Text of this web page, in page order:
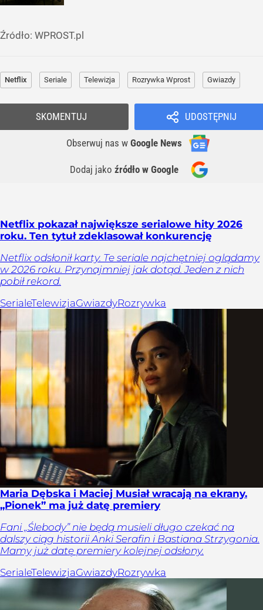
Źródło: WPROST.pl
Netflix Seriale Telewizja Rozrywka Wprost Gwiazdy
UDOSTĘPNIJ
Obserwuj nas w Google News
Dodaj jako źródło w Google
SKOMENTUJ
Netflix pokazał największe serialowe hity 2026
roku. Ten tytuł zdeklasował konkurencję
Netflix odsłonił karty. Te seriale najchętniej oglądamy
w 2026 roku. Przynajmniej jak dotąd. Jeden z nich
pobił rekord.
SerialeTelewizjaGwiazdyRozrywka
Maria Dębska i Maciej Musiał wracają na ekrany.
„Pionek” ma już datę premiery
Fani „Ślebody” nie będą musieli długo czekać na
dalszy ciąg historii Anki Serafin i Bastiana Strzygonia.
Mamy już datę premiery kolejnej odsłony.
SerialeTelewizjaGwiazdyRozrywka